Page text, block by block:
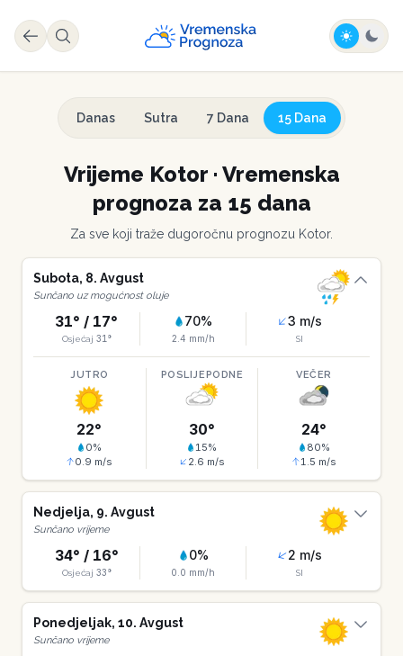
Danas Sutra 7 Dana 15 Dana
Vrijeme Kotor· Vremenska
prognoza za 15 dana
Za sve koji traže dugoročnu prognozu Kotor.
Subota, 8. Avgust
Sunčano uz mogućnost oluje
31° / 17°
Osjećaj 31 °
70%
2.4 mm/h
3 m/s
SI
JUTRO
22°
0%
0.9 m/s
POSLIJEPODNE
30°
15%
2.6 m/s
VEČER
24°
80%
1.5 m/s
Nedjelja, 9. Avgust
Sunčano vrijeme
34° / 16°
Osjećaj 33°
0%
0.0 mm/h
2 m/s
SI
Ponedjeljak, 10. Avgust
Sunčano vrijeme